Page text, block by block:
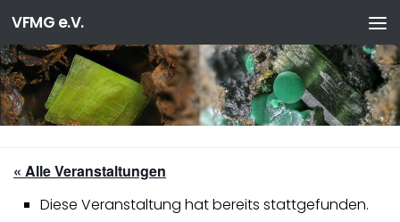
Zum Inhalt springen
VFMG e.V.
« Alle Veranstaltungen
Diese Veranstaltung hat bereits stattgefunden.